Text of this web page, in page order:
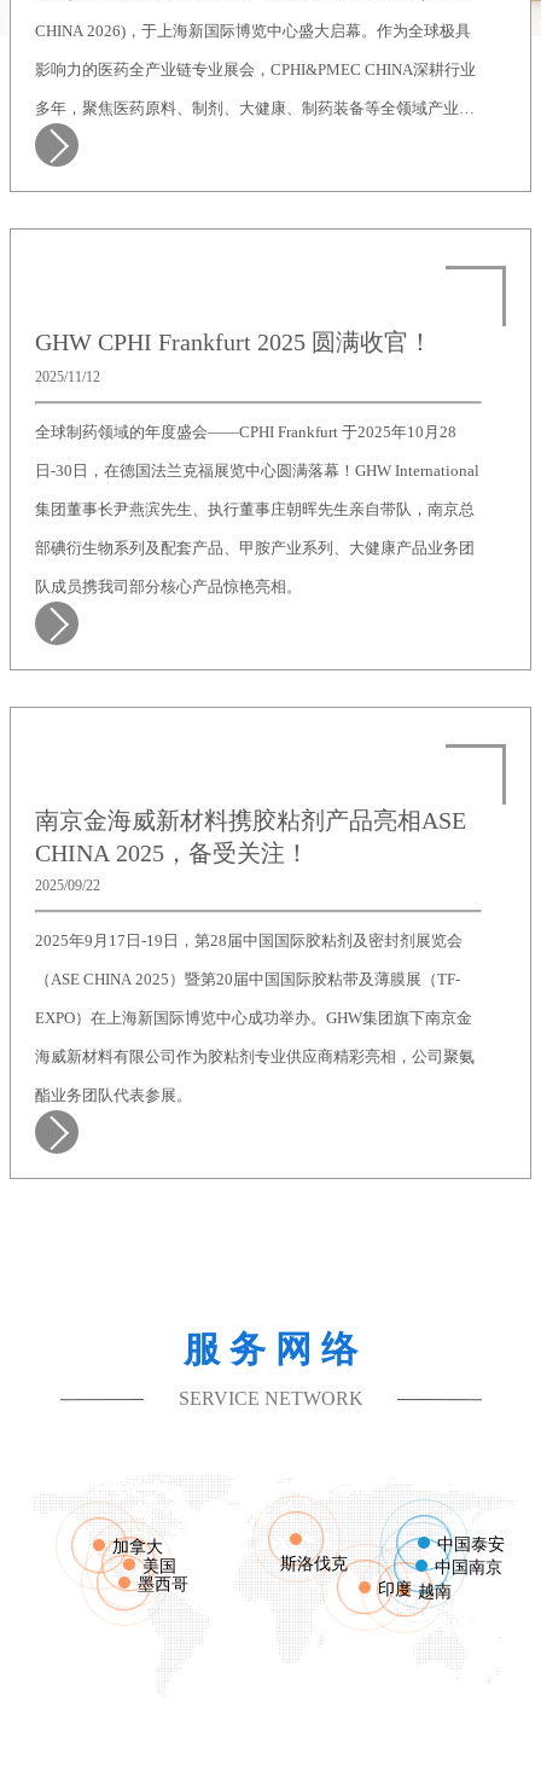
CHINA 2026)，于上海新国际博览中心盛大启幕。作为全球极具
影响力的医药全产业链专业展会，CPHI&PMEC CHINA深耕行业
多年，聚焦医药原料、制剂、大健康、制药装备等全领域产业
链，汇聚全球前沿技术、优质产品与行业精英。
GHW CPHI Frankfurt 2025 圆满收官！
2025/11/12
全球制药领域的年度盛会——CPHI Frankfurt 于2025年10月28
日-30日，在德国法兰克福展览中心圆满落幕！GHW International
集团董事长尹燕滨先生、执行董事庄朝晖先生亲自带队，南京总
部碘衍生物系列及配套产品、甲胺产业系列、大健康产品业务团
队成员携我司部分核心产品惊艳亮相。
南京金海威新材料携胶粘剂产品亮相ASE
CHINA 2025，备受关注！
2025/09/22
2025年9月17日-19日，第28届中国国际胶粘剂及密封剂展览会
（ASE CHINA 2025）暨第20届中国国际胶粘带及薄膜展（TF-
EXPO）在上海新国际博览中心成功举办。GHW集团旗下南京金
海威新材料有限公司作为胶粘剂专业供应商精彩亮相，公司聚氨
酯业务团队代表参展。
服 务 网 络
SERVICE NETWORK
加拿大
美国
墨西哥
斯洛伐克
印度 越南
中国泰安
中国南京